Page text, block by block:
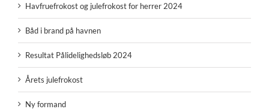
Havfruefrokost og julefrokost for herrer 2024
Båd i brand på havnen
Resultat Pålidelighedsløb 2024
Årets julefrokost
Ny formand